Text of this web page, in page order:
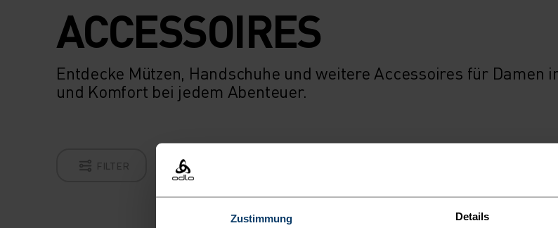
Zustimmung Details
ACCESSOIRES
Entdecke Mützen, Handschuhe und weitere Accessoires für
und Komfort bei jedem Abenteuer.
FILTER